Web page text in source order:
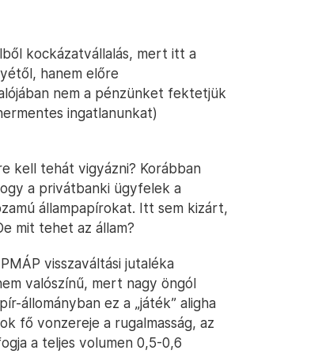
kockázatvállalás, mert itt a
hanem előre
nem a pénzünket fektetjük
ingatlanunkat)
kell tehát vigyázni? Korábban
a privátbanki ügyfelek a
állampapírokat. Itt sem kizárt,
mit tehet az állam?
visszaváltási jutaléka
valószínű, mert nagy öngól
állományban ez a „játék” aligha
fő vonzereje a rugalmasság, az
a teljes volumen 0,5-0,6